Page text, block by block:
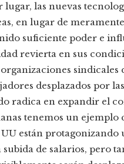
las nuevas
en lugar de
suficiente poder e
revierta en sus
desplazados por
radica en expandir el
tenemos un
están
de salarios, pero